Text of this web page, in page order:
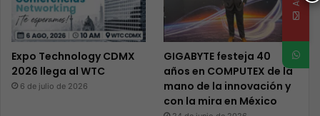
Expo Technology CDMX
2026 llega al WTC
6 de julio de 2026
GIGABYTE festeja 40
años en COMPUTEX de la
mano de la innovación y
con la mira en México